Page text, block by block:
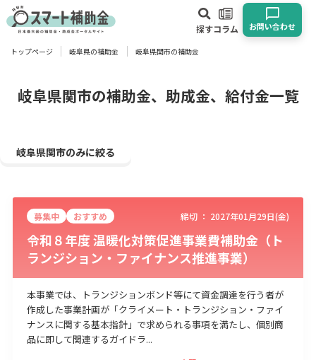
探すコラム お問い合わせ
対象
物流・運輸業 製造業 情報通信業 卸売･小売業
建設･不動産業
サービス業 医療･福祉 農業･林業
漁業
宿泊･旅館業
その他
使い道
トップページ 岐阜県の補助金 岐阜県関市の補助金
岐阜県関市の補助金、助成金、給付金一覧
岐阜県関市のみに絞る
募集中 おすすめ 締切 ： 2027年01月29日(金)
令和８年度 温暖化対策促進事業費補助金（ト
ランジション・ファイナンス推進事業）
本事業では、トランジションボンド等にて資金調達を行う者が
作成した事業計画が「クライメート・トランジション・ファイ
ナンスに関する基本指針」で求められる事項を満たし、個別商
品に即して関連するガイドラ...